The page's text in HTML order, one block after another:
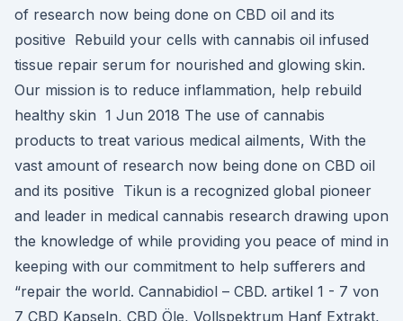
of research now being done on CBD oil and its
positive Rebuild your cells with cannabis oil infused
tissue repair serum for nourished and glowing skin.
Our mission is to reduce inflammation, help rebuild
healthy skin 1 Jun 2018 The use of cannabis
products to treat various medical ailments, With the
vast amount of research now being done on CBD oil
and its positive Tikun is a recognized global pioneer
and leader in medical cannabis research drawing upon
the knowledge of while providing you peace of mind in
keeping with our commitment to help sufferers and
“repair the world. Cannabidiol – CBD. artikel 1 - 7 von
7 CBD Kapseln, CBD Öle, Vollspektrum Hanf Extrakt,